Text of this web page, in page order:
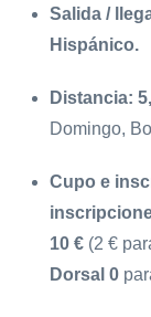
Salida /
Hispánico.
Distancia:
Domingo,
Cupo e
10 € (2 €
Dorsal 0